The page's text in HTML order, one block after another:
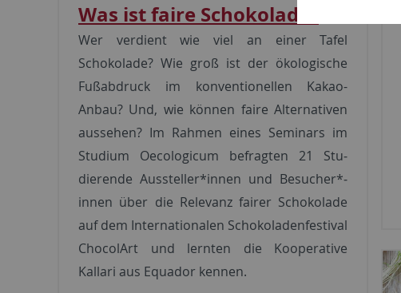
Was ist faire Schokolade?
Wer verdient wie viel an einer Tafel
Schokolade? Wie groß ist der ökologische
Fußabdruck im konventionellen Kakao-
Anbau? Und, wie können faire Alternativen
aus­sehen? Im Rahmen eines Seminars im
Stu­dium Oecologicum befragten 21 Stu­
dierende Aussteller*innen und Besucher*­
innen über die Relevanz fairer Schokolade
auf dem Internationalen Schokoladenfestival
ChocolArt und lernten die Kooperative
Kallari aus Equador kennen.